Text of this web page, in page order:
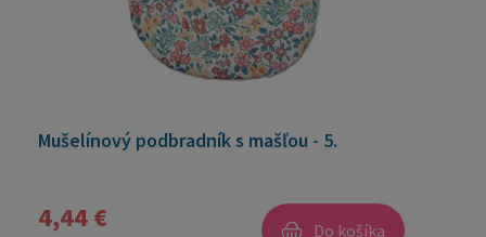
Mušelínový podbradník s mašľou - 5.
4,44 € Do košíka